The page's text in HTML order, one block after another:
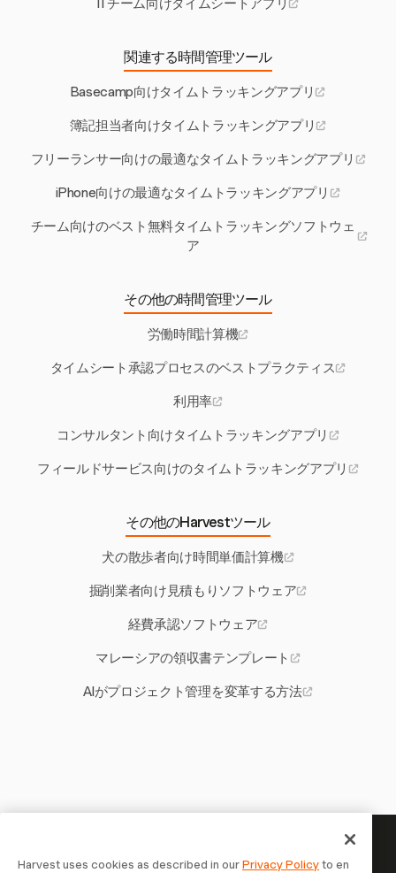
ITチーム向けタイムシートアプリ
関連する時間管理ツール
Basecamp向けタイムトラッキングアプリ
簿記担当者向けタイムトラッキングアプリ
フリーランサー向けの最適なタイムトラッキングアプリ
iPhone向けの最適なタイムトラッキングアプリ
チーム向けのベスト無料タイムトラッキングソフトウェ
ア
その他の時間管理ツール
労働時間計算機
タイムシート承認プロセスのベストプラクティス
利用率
コンサルタント向けタイムトラッキングアプリ
フィールドサービス向けのタイムトラッキングアプリ
その他のHarvestツール
犬の散歩者向け時間単価計算機
掘削業者向け見積もりソフトウェア
経費承認ソフトウェア
マレーシアの領収書テンプレート
AIがプロジェクト管理を変革する方法
あなたの時間には記録する価値
Harvest uses cookies as described in ourPrivacy Policyto en